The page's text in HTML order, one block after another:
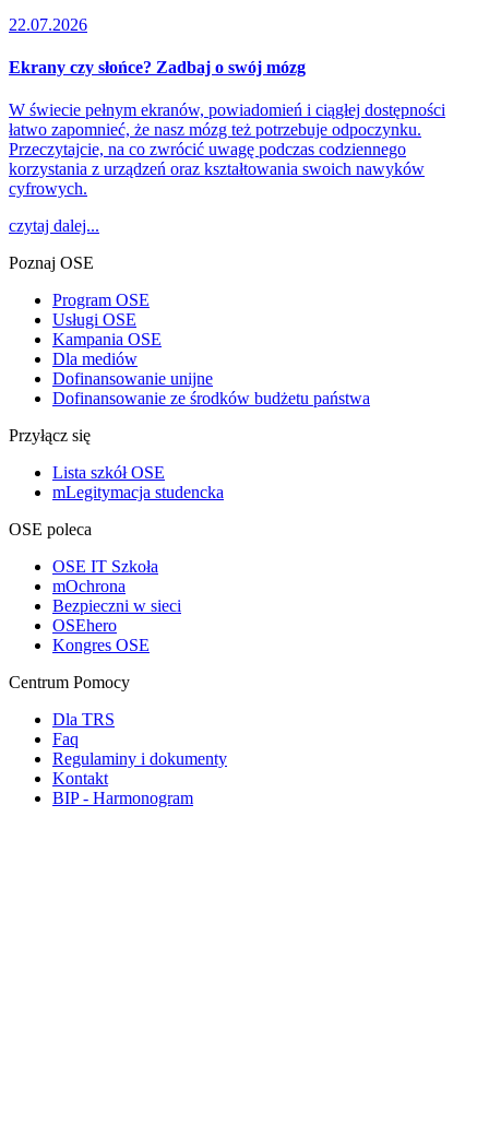
22.07.2026
Ekrany czy słońce? Zadbaj o swój mózg
W świecie pełnym ekranów, powiadomień i ciągłej dostępności
łatwo zapomnieć, że nasz mózg też potrzebuje odpoczynku.
Przeczytajcie, na co zwrócić uwagę podczas codziennego
korzystania z urządzeń oraz kształtowania swoich nawyków
cyfrowych.
czytaj dalej...
Poznaj OSE
Program OSE
Usługi OSE
Kampania OSE
Dla mediów
Dofinansowanie unijne
Dofinansowanie ze środków budżetu państwa
Przyłącz się
Lista szkół OSE
mLegitymacja studencka
OSE poleca
OSE IT Szkoła
mOchrona
Bezpieczni w sieci
OSEhero
Kongres OSE
Centrum Pomocy
Dla TRS
Faq
Regulaminy i dokumenty
Kontakt
BIP - Harmonogram